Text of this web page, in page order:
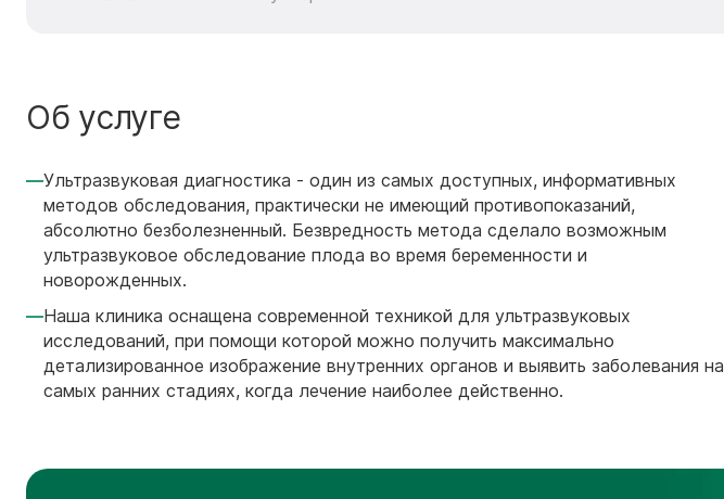
Об услуге
Ультразвуковая диагностика - один из самых доступных, информативных
методов обследования, практически не имеющий противопоказаний,
абсолютно безболезненный. Безвредность метода сделало возможным
ультразвуковое обследование плода во время беременности и
новорожденных.
Наша клиника оснащена современной техникой для ультразвуковых
исследований, при помощи которой можно получить максимально
детализированное изображение внутренних органов и выявить заболевания на
самых ранних стадиях, когда лечение наиболее действенно.